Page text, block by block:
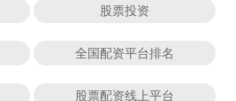
股票投资
全国配资平台排名
股票配资线上平台